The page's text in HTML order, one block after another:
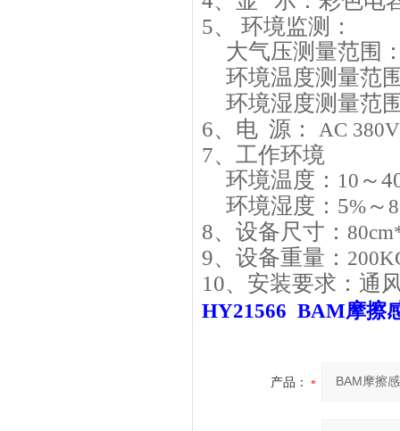
5、 环境监测：
大气压测量范围
环境温度测量范
环境湿度测量范
6、电 源： AC 380V
7、工作环境
环境温度： 10 ～
环境湿度：5% ～
8、设备尺寸：
9、设备重量：
10、安装要求： 通
HY21566 BAM摩擦
产品：